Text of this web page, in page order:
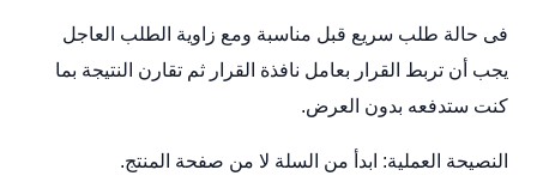
فى حالة طلب سريع قبل مناسبة ومع زاوية الطلب العاجل
يجب أن تربط القرار بعامل نافذة القرار ثم تقارن النتيجة بما
كنت ستدفعه بدون العرض.
النصيحة العملية: ابدأ من السلة لا من صفحة المنتج.